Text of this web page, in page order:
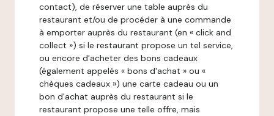
contact), de réserver une table auprès du
restaurant et/ou de procéder à une commande
à emporter auprès du restaurant (en « click and
collect ») si le restaurant propose un tel service,
ou encore d'acheter des bons cadeaux
(également appelés « bons d'achat » ou «
chèques cadeaux ») une carte cadeau ou un
bon d'achat auprès du restaurant si le
restaurant propose une telle offre, mais